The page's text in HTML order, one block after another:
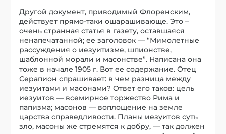
Другой документ, приводимый Флоренским,
действует прямо-таки ошарашивающе. Это –
очень странная статья в газету, оставшаяся
ненапечатанной; ее заголовок — “Мимолетные
рассуждения о иезуитизме, шпионстве,
шаблонной морали и масонстве”. Написана она
тоже в начале 1905 г. Вот ее содержание. Отец
Серапион спрашивает: в чем разница между
иезуитами и масонами? Ответ его таков: цель
иезуитов — всемирное торжество Рима и
папизма; масонов — воплощение на земле
царства справедливости. Планы иезуитов суть
зло, масоны же стремятся к добру, — так должен